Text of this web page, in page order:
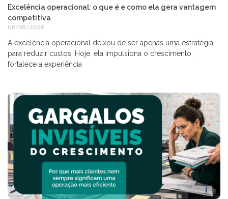
Excelência operacional: o que é e como ela gera vantagem
competitiva
06/08/2026
A excelência operacional deixou de ser apenas uma estratégia
para reduzir custos. Hoje, ela impulsiona o crescimento,
fortalece a experiência